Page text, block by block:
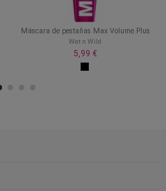
Máscara de pestañas Max Volume Plus
Wet n Wild
5,99 €